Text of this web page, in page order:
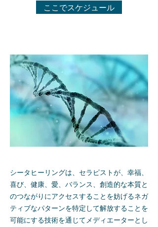
ここでスケジュール
シータヒーリングは、セラピストが、幸福、
喜び、健康、愛、バランス、創造的な本質と
のつながりにアクセスすることを妨げるネガ
ティブなパターンを特定して解放することを
可能にする技術を通じてメディエーターとし